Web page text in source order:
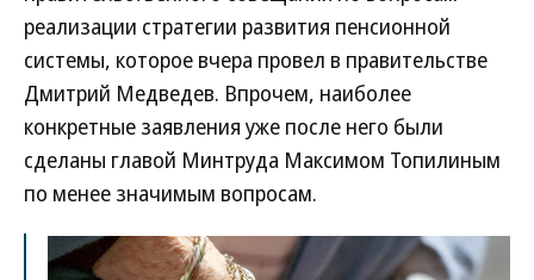
реализации стратегии развития пенсионной
системы, которое вчера провел в правительстве
Дмитрий Медведев. Впрочем, наиболее
конкретные заявления уже после него были
сделаны главой Минтруда Максимом Топилиным
по менее значимым вопросам.